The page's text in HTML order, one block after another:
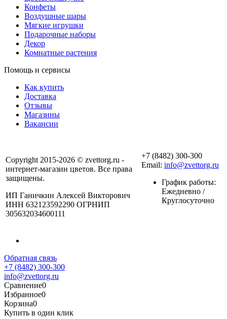
Конфеты
Воздушные шары
Мягкие игрушки
Подарочные наборы
Декор
Комнатные растения
Помощь и сервисы
Как купить
Доставка
Отзывы
Магазины
Вакансии
Copyright 2015-2026 © zvettorg.ru -
интернет-магазин цветов. Все права
защищены.
ИП Ганичкин Алексей Викторович
ИНН 632123592290 ОГРНИП
305632034600111
+7 (8482) 300-300
Email: info@zvettorg.ru
График работы:
Ежедневно /
Круглосуточно
Обратная связь
+7 (8482) 300-300
info@zvettorg.ru
Сравнение0
Избранное0
Корзина0
Купить в один клик